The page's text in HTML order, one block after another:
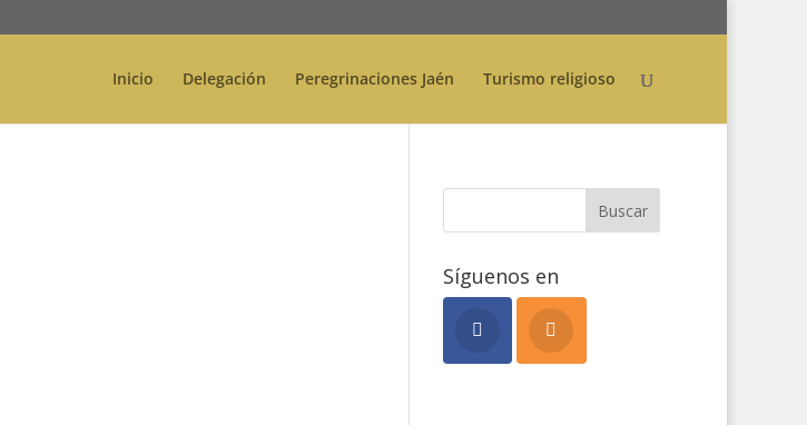
Inicio Delegación Peregrinaciones Jaén Turismo religioso
Síguenos en